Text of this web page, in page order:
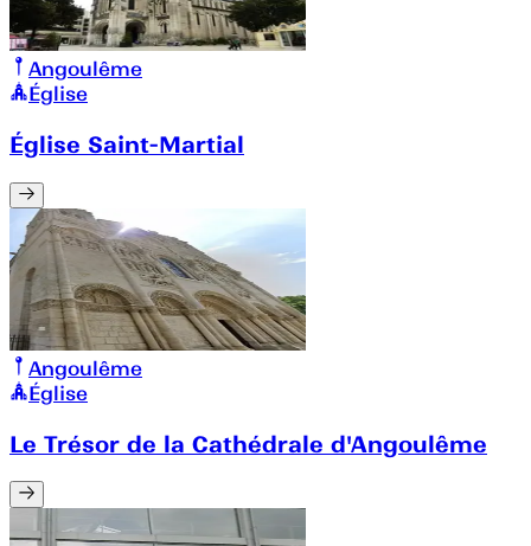
Angoulême
Église
Église Saint-Martial
Angoulême
Église
Le Trésor de la Cathédrale d'Angoulême